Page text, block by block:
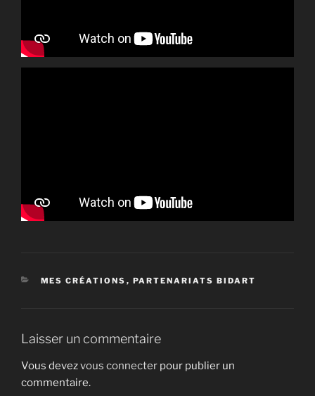
CATÉGORIES
MES CRÉATIONS , PARTENARIATS BIDART
Laisser un commentaire
Vous devezvous connecter pour publier un
commentaire.